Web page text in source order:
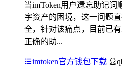
当imToken用户遗忘助记
字资产的困境，这一问题
全，针对该痛点，目前已
正确的助...
imtoken官方钱包下载